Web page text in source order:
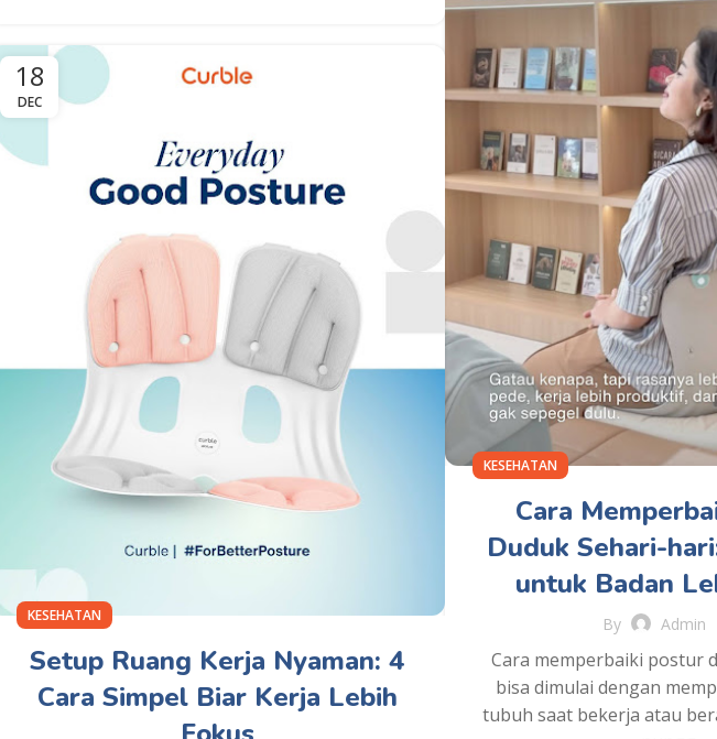
KESEHATAN
Cara
Duduk Sehari-
untuk Badan
By Admin
Cara memperbaiki postur
bisa dimulai dengan
tubuh saat bekerja atau
18
DEC
KESEHATAN
Setup Ruang Kerja Nyaman: 4
Cara Simpel Biar Kerja Lebih